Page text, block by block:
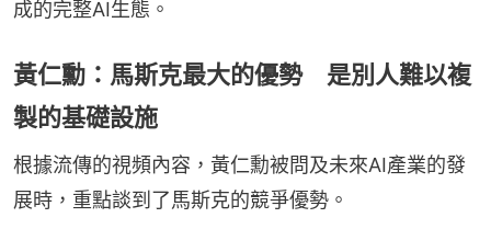
成的完整AI生態。
黃仁勳：馬斯克最大的優勢 是別人難以複
製的基礎設施
根據流傳的視頻內容，黃仁勳被問及未來AI產業的發
展時，重點談到了馬斯克的競爭優勢。